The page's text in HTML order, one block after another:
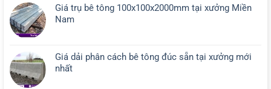
Giá trụ bê tông 100x100x2000mm tại xưởng Miền
Nam
Giá dải phân cách bê tông đúc sẵn tại xưởng mới
nhất